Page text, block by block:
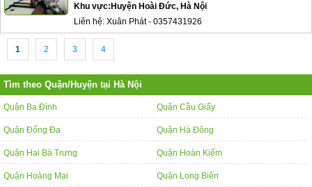
Khu vực: Huyện Hoài Đức, Hà Nội
Liên hệ: Xuân Phát- 0357431926
1 2 3 4
Tìm theo Quận/Huyện tại Hà Nội
Quận Ba Đình Quận Cầu Giấy
Quận Đống Đa Quận Hà Đông
Quận Hai Bà Trưng Quận Hoàn Kiếm
Quận Hoàng Mai Quận Long Biên